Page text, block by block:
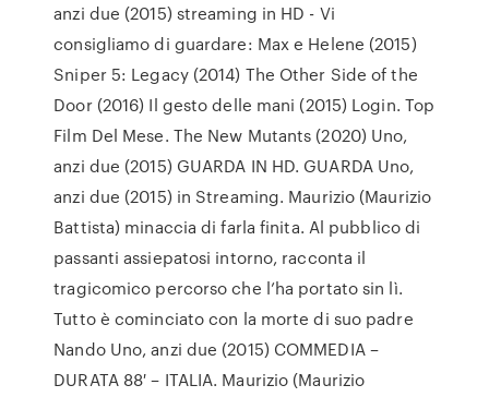
anzi due (2015) streaming in HD - Vi
consigliamo di guardare: Max e Helene (2015)
Sniper 5: Legacy (2014) The Other Side of the
Door (2016) Il gesto delle mani (2015) Login. Top
Film Del Mese. The New Mutants (2020) Uno,
anzi due (2015) GUARDA IN HD. GUARDA Uno,
anzi due (2015) in Streaming. Maurizio (Maurizio
Battista) minaccia di farla finita. Al pubblico di
passanti assiepatosi intorno, racconta il
tragicomico percorso che l’ha portato sin lì.
Tutto è cominciato con la morte di suo padre
Nando Uno, anzi due (2015) COMMEDIA –
DURATA 88′ – ITALIA. Maurizio (Maurizio